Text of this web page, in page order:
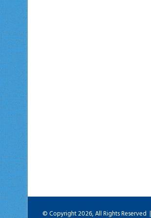
© Copyright 2026, All Rights Reserved |